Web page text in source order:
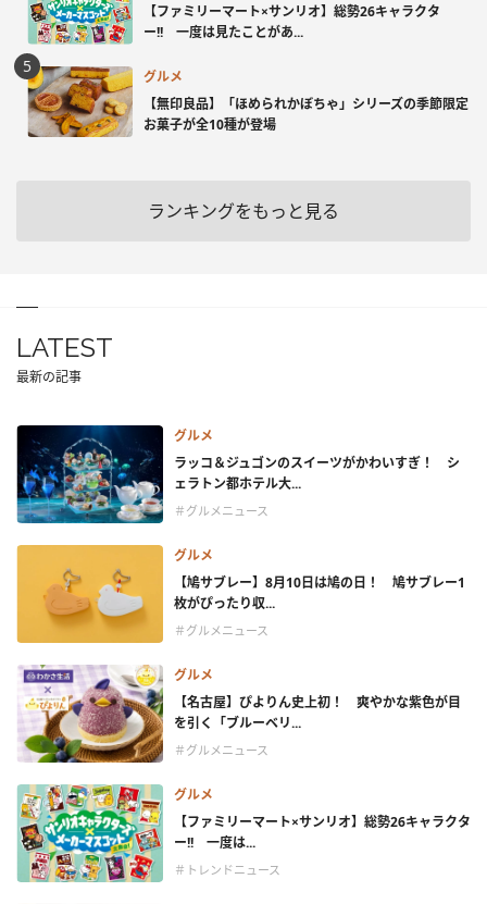
【ファミリーマート×サンリオ】総勢26キャラクタ
ー!! 一度は見たことがあ...
グルメ
【無印良品】「ほめられかぼちゃ」シリーズの季節限定
お菓子が全10種が登場
ランキングをもっと見る
LATEST
最新の記事
グルメ
ラッコ＆ジュゴンのスイーツがかわいすぎ！ シ
ェラトン都ホテル大...
＃グルメニュース
グルメ
【鳩サブレー】8月10日は鳩の日！ 鳩サブレー1
枚がぴったり収...
＃グルメニュース
グルメ
【名古屋】ぴよりん史上初！ 爽やかな紫色が目
を引く「ブルーベリ...
＃グルメニュース
グルメ
【ファミリーマート×サンリオ】総勢26キャラクタ
ー!! 一度は...
＃トレンドニュース